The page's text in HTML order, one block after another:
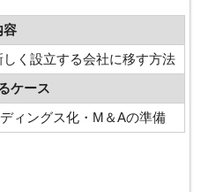
容
く設立する会社に移す方法
ケース
ィングス化・M＆Aの準備